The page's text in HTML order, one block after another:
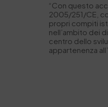
“Con questo
2005/251/CE,
propri compiti
nell’ambito dei
centro dello
appartenenza